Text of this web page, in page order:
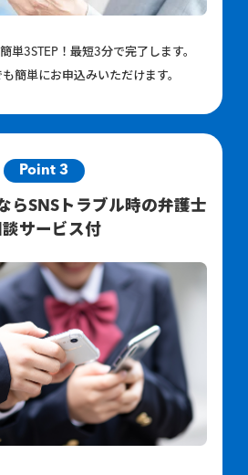
単3STEP！最短3分で完了します。
簡単にお申込みいただけます。
Point 3
らSNSトラブル時の弁護士
談サービス付